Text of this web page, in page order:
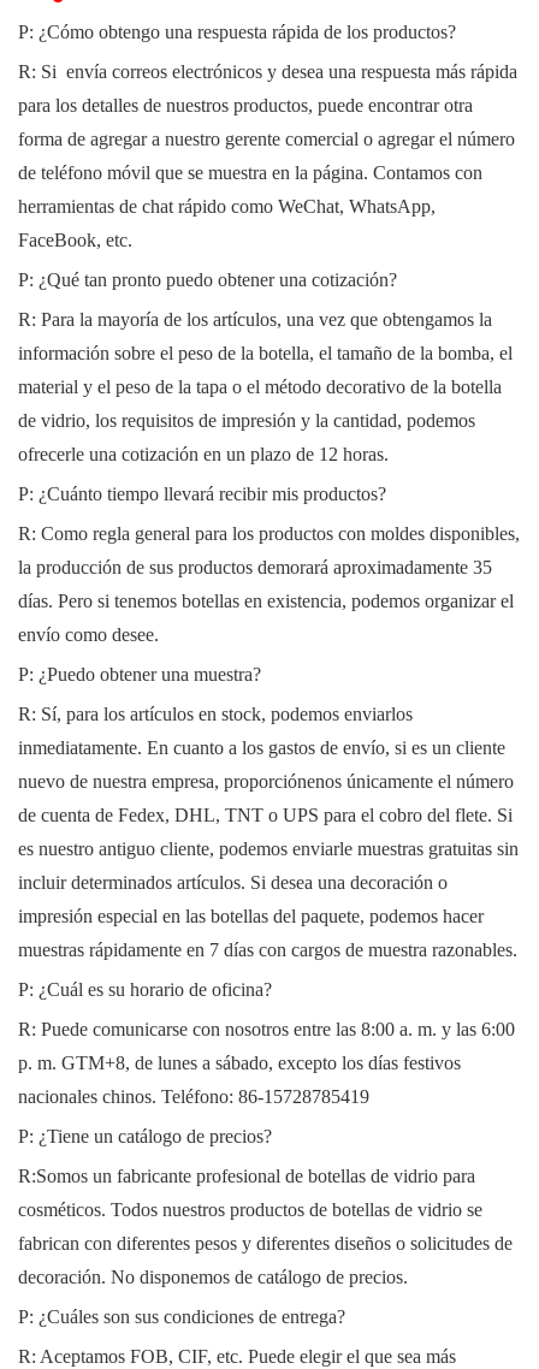
P: ¿Cómo obtengo una respuesta rápida de los productos?
R: Si envía correos electrónicos y desea una respuesta más rápida
para los detalles de nuestros productos, puede encontrar otra
forma de agregar a nuestro gerente comercial o agregar el número
de teléfono móvil que se muestra en la página. Contamos con
herramientas de chat rápido como WeChat, WhatsApp,
FaceBook, etc.
P: ¿Qué tan pronto puedo obtener una cotización?
R: Para la mayoría de los artículos, una vez que obtengamos la
información sobre el peso de la botella, el tamaño de la bomba, el
material y el peso de la tapa o el método decorativo de la botella
de vidrio, los requisitos de impresión y la cantidad, podemos
ofrecerle una cotización en un plazo de 12 horas.
P: ¿Cuánto tiempo llevará recibir mis productos?
R: Como regla general para los productos con moldes disponibles,
la producción de sus productos demorará aproximadamente 35
días. Pero si tenemos botellas en existencia, podemos organizar el
envío como desee.
P: ¿Puedo obtener una muestra?
R: Sí, para los artículos en stock, podemos enviarlos
inmediatamente. En cuanto a los gastos de envío, si es un cliente
nuevo de nuestra empresa, proporciónenos únicamente el número
de cuenta de Fedex, DHL, TNT o UPS para el cobro del flete. Si
es nuestro antiguo cliente, podemos enviarle muestras gratuitas sin
incluir determinados artículos. Si desea una decoración o
impresión especial en las botellas del paquete, podemos hacer
muestras rápidamente en 7 días con cargos de muestra razonables.
P: ¿Cuál es su horario de oficina?
R: Puede comunicarse con nosotros entre las 8:00 a. m. y las 6:00
p. m. GTM+8, de lunes a sábado, excepto los días festivos
nacionales chinos. Teléfono: 86-15728785419
P: ¿Tiene un catálogo de precios?
R:Somos un fabricante profesional de botellas de vidrio para
cosméticos. Todos nuestros productos de botellas de vidrio se
fabrican con diferentes pesos y diferentes diseños o solicitudes de
decoración. No disponemos de catálogo de precios.
P: ¿Cuáles son sus condiciones de entrega?
R: Aceptamos FOB, CIF, etc. Puede elegir el que sea más